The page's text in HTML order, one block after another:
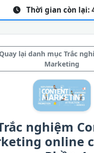
Quay lại danh mục Trắc
Marketing
nghiệm
online
Thời gian còn lại: